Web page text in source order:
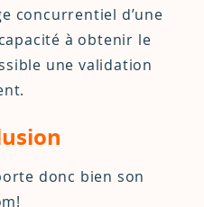
concurrentiel d’une
à obtenir le
une validation
donc bien son